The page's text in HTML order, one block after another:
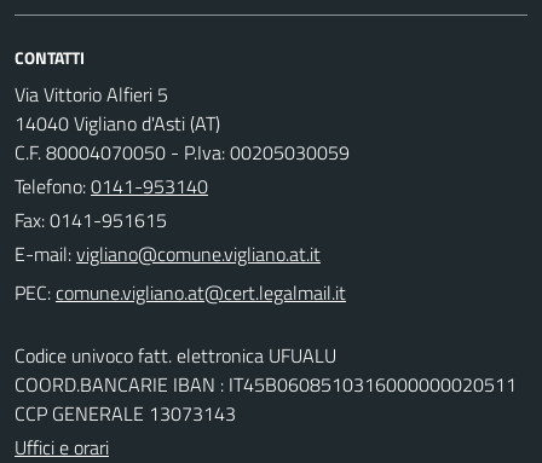
CONTATTI
Via Vittorio Alfieri 5
14040 Vigliano d'Asti (AT)
C.F. 80004070050 - P.Iva: 00205030059
Telefono:0141-953140
Fax: 0141-951615
E-mail:
PEC:
Codice univoco fatt. elettronica UFUALU
COORD.BANCARIE IBAN : IT45B0608510316000000020511
CCP GENERALE 13073143
Uffici e orari